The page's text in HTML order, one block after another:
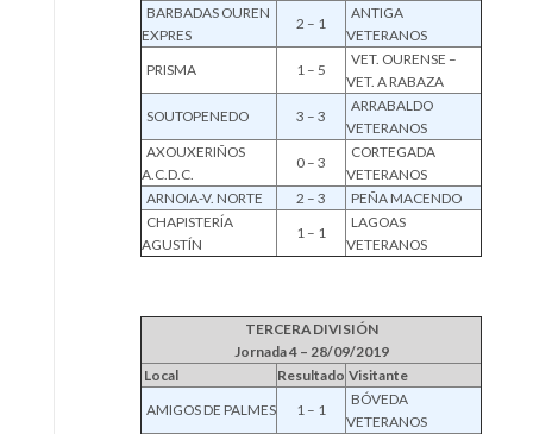
BARBADAS OUREN
EXPRES
2 – 1
ANTIGA
VETERANOS
PRISMA
1 – 5
VET. OURENSE –
VET. A RABAZA
SOUTOPENEDO
3 – 3
ARRABALDO
VETERANOS
AXOUXERIÑOS
A.C.D.C.
0 – 3
CORTEGADA
VETERANOS
ARNOIA-V. NORTE
2 – 3
PEÑA MACENDO
CHAPISTERÍA
AGUSTÍN
1 – 1
LAGOAS
VETERANOS
TERCERA DIVISIÓN
Jornada 4 – 28/09/2019
Local
Resultado Visitante
AMIGOS DE PALMES
1 – 1
BÓVEDA
VETERANOS